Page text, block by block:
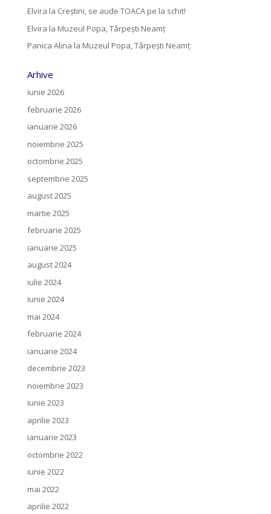
Elvira la Creştini, se aude TOACA pe la schit!
Elvira la Muzeul Popa, Târpeşti Neamţ
Panica Alina la Muzeul Popa, Târpeşti Neamţ
Arhive
iunie 2026
februarie 2026
ianuarie 2026
noiembrie 2025
octombrie 2025
septembrie 2025
august 2025
martie 2025
februarie 2025
ianuarie 2025
august 2024
iulie 2024
iunie 2024
mai 2024
februarie 2024
ianuarie 2024
decembrie 2023
noiembrie 2023
iunie 2023
aprilie 2023
ianuarie 2023
octombrie 2022
iunie 2022
mai 2022
aprilie 2022